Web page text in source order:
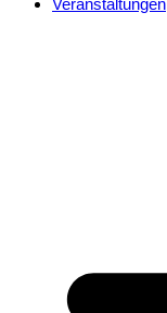
Veranstaltungen